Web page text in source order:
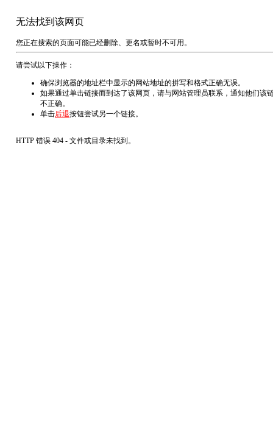
无法找到该网页
您正在搜索的页面可能已经删除、更名或暂时不可用。
请尝试以下操作：
确保浏览器的地址栏中显示的网站地址的拼写和格式正确无误。
如果通过单击链接而到达了该网页，请与网站管理员联系，通知他们该
不正确。
单击后退按钮尝试另一个链接。
HTTP 错误 404 - 文件或目录未找到。